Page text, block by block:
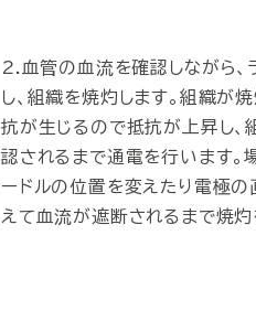
2.血管の血流を確認しながら、
し、組織を焼灼します。組織が
抗が生じるので抵抗が上昇し、
認されるまで通電を行います。
ードルの位置を変えたり電極の
えて血流が遮断されるまで焼灼